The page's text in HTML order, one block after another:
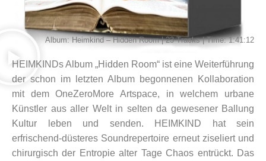
Album: Heimkind – Hidden Room | 23 Tracks | Time: 1:41:12
HEIMKINDs Album „Hidden Room“ ist eine Weiterführung
der schon im letzten Album begonnenen Kollaboration
mit dem OneZeroMore Artspace, in welchem urbane
Künstler aus aller Welt in selten da gewesener Ballung
Kultur leben und senden. HEIMKIND hat sein
erfrischend-düsteres Soundrepertoire erneut ziseliert und
chirurgisch der Entropie alter Tage Chaos entrückt. Das